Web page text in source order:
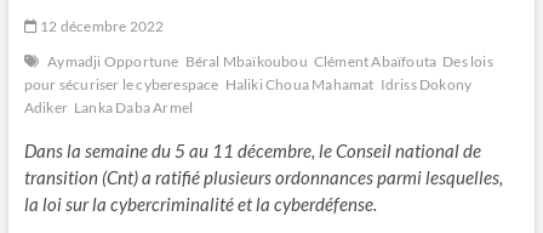
12 décembre 2022
Aymadji Opportune Béral Mbaïkoubou Clément Abaïfouta Des lois
pour sécuriser le cyberespace Haliki Choua Mahamat Idriss Dokony
Adiker Lanka Daba Armel
Dans la semaine du 5 au 11 décembre, le Conseil national de
transition (Cnt) a ratifié plusieurs ordonnances parmi lesquelles,
la loi sur la cybercriminalité et la cyberdéfense.